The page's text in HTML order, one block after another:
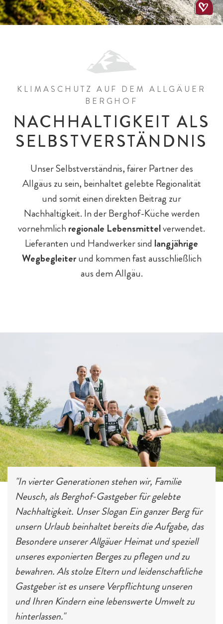
KLIMASCHUTZ AUF DEM ALLGÄUER
BERGHOF
NACHHALTIGKEIT ALS
SELBSTVERSTÄNDNIS
Unser Selbstverständnis, fairer Partner des
Allgäus zu sein, beinhaltet gelebte Regionalität
und somit einen direkten Beitrag zur
Nachhaltigkeit. In der Berghof-Küche werden
vornehmlich regionale Lebensmittelverwendet.
Lieferanten und Handwerker sind langjährige
Wegbegleiterund kommen fast ausschließlich
aus dem Allgäu.
"In vierter Generationen stehen wir, Familie
Neusch, als Berghof-Gastgeber für gelebte
Nachhaltigkeit. Unser Slogan Ein ganzer Berg für
unsern Urlaub beinhaltet bereits die Aufgabe, das
Besondere unserer Allgäuer Heimat und speziell
unseres exponierten Berges zu pflegen und zu
bewahren. Als stolze Eltern und leidenschaftliche
Gastgeber ist es unsere Verpflichtung unseren
und Ihren Kindern eine lebenswerte Umwelt zu
hinterlassen."
All-Inklusiv Premium
Bar & Fine Dining
Hotel-Pauschalen
Hotelurlaub - 5 Gründe
All-Inklusiv Chalet-Genuss
Chalet-Pauschalen
Chaleturlaub - 5 Gründe
Spielplätze
Reiten
Eislaufen
Streichelzoo
E-Bikes & Radtouren
Spielewelten
Baby- & Kinderbetreuung
Familienprogramm
Spa für Mama & Papa
Fitness & Yoga
Schulkinder
Teens
Eltern & Großeltern
Familien mit Hund
Tagesgäste